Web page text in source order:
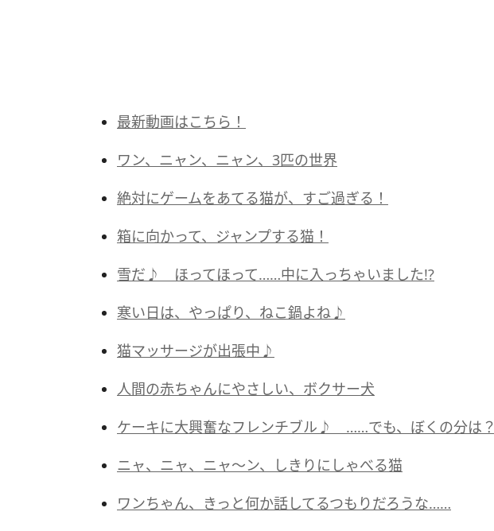
最新動画はこちら！
ワン、ニャン、ニャン、3匹の世界
絶対にゲームをあてる猫が、すご過ぎる！
箱に向かって、ジャンプする猫！
雪だ♪ ほってほって……中に入っちゃいました!?
寒い日は、やっぱり、ねこ鍋よね♪
猫マッサージが出張中♪
人間の赤ちゃんにやさしい、ボクサー犬
ケーキに大興奮なフレンチブル♪ ……でも、ぼくの分は？
ニャ、ニャ、ニャ～ン、しきりにしゃべる猫
ワンちゃん、きっと何か話してるつもりだろうな……